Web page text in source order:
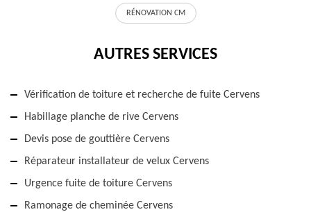
RÉNOVATION CM
AUTRES SERVICES
Vérification de toiture et recherche de fuite Cervens
Habillage planche de rive Cervens
Devis pose de gouttière Cervens
Réparateur installateur de velux Cervens
Urgence fuite de toiture Cervens
Ramonage de cheminée Cervens